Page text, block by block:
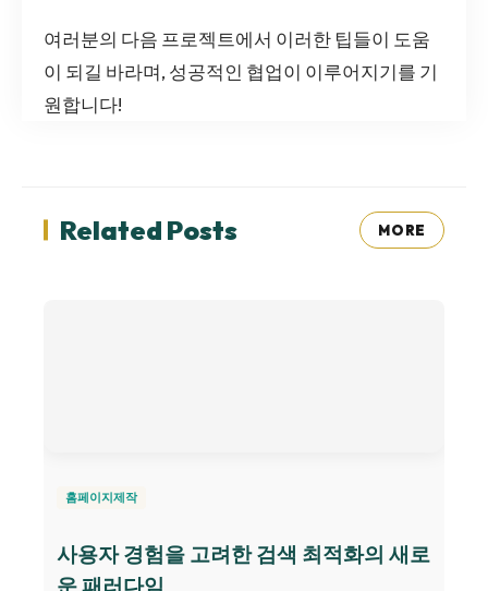
여러분의 다음 프로젝트에서 이러한 팁들이 도움
이 되길 바라며, 성공적인 협업이 이루어지기를 기
원합니다!
Related Posts MORE
홈페이지제작
사용자 경험을 고려한 검색 최적화의 새로
운 패러다임